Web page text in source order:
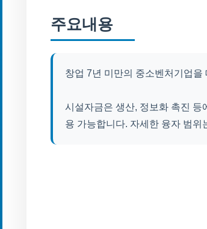
주요내용
창업 7년 미만의 중소벤처기업
시설자금은 생산, 정보화 촉진
용 가능합니다. 자세한 융자 범